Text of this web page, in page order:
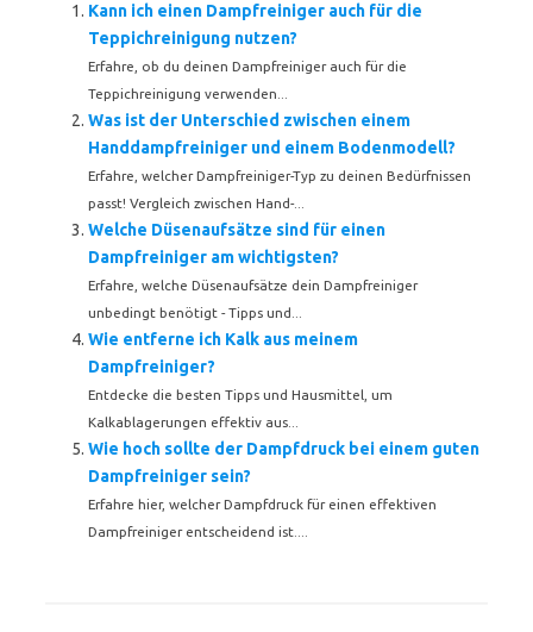
Kann ich einen Dampfreiniger auch für die
Teppichreinigung nutzen?
Erfahre, ob du deinen Dampfreiniger auch für die
Teppichreinigung verwenden...
Was ist der Unterschied zwischen einem
Handdampfreiniger und einem Bodenmodell?
Erfahre, welcher Dampfreiniger-Typ zu deinen Bedürfnissen
passt! Vergleich zwischen Hand-...
Welche Düsenaufsätze sind für einen
Dampfreiniger am wichtigsten?
Erfahre, welche Düsenaufsätze dein Dampfreiniger
unbedingt benötigt - Tipps und...
Wie entferne ich Kalk aus meinem
Dampfreiniger?
Entdecke die besten Tipps und Hausmittel, um
Kalkablagerungen effektiv aus...
Wie hoch sollte der Dampfdruck bei einem guten
Dampfreiniger sein?
Erfahre hier, welcher Dampfdruck für einen effektiven
Dampfreiniger entscheidend ist....